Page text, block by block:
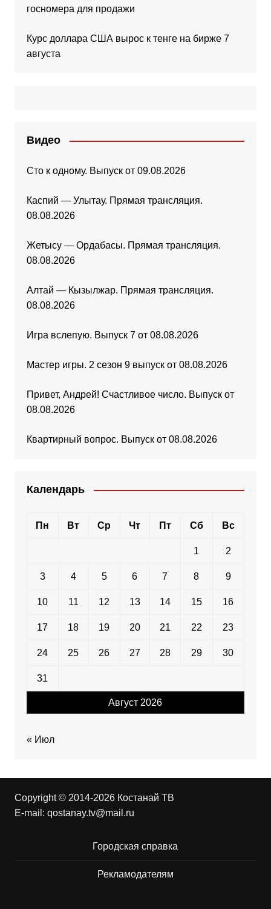
госномера для продажи
Курс доллара США вырос к тенге на бирже 7
августа
Видео
Сто к одному. Выпуск от 09.08.2026
Каспий — Улытау. Прямая трансляция.
08.08.2026
Жетысу — Ордабасы. Прямая трансляция.
08.08.2026
Алтай — Кызылжар. Прямая трансляция.
08.08.2026
Игра вслепую. Выпуск 7 от 08.08.2026
Мастер игры. 2 сезон 9 выпуск от 08.08.2026
Привет, Андрей! Счастливое число. Выпуск от
08.08.2026
Квартирный вопрос. Выпуск от 08.08.2026
Календарь
Август 2026
Пн Вт Ср Чт Пт Сб Вс
1 2
3 4 5 6 7 8 9
10 11 12 13 14 15 16
17 18 19 20 21 22 23
24 25 26 27 28 29 30
31
« Июл
Copyright © 2014-2026 Костанай ТВ
E-mail: qostanay.tv@mail.ru
Городская справка
Рекламодателям